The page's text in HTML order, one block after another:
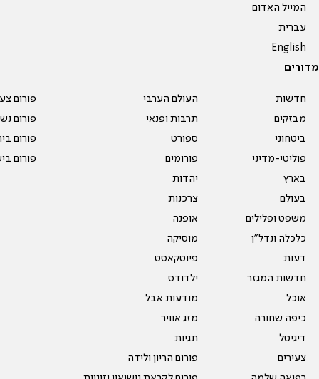
המייל האדום
עברית
English
מדורים
חדשות
מבזקים
ביטחוני
פוליטי-מדיני
בארץ
בעולם
משפט ופלילים
כלכלה ונדל"ן
דעות
חדשות המגזר
אוכל
כיפה שחורה
דיגיטל
צעירים
העולם הערבי
תרבות ופנאי
ספורט
פורומים
יהדות
צרכנות
אופנה
מוסיקה
פיוטקאסט
ילדודס
מודעות אבל
מזג אוויר
תגיות
פורום הריון ולידה
פורום
פורום
פורום
פורום